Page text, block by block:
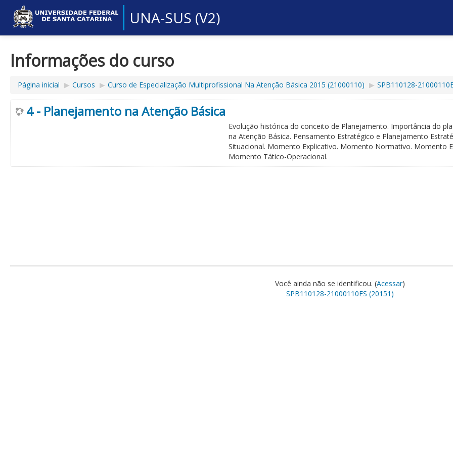
UNA-SUS (V2)
Informações do curso
Página inicial ▶︎ Cursos ▶︎ Curso de Especialização Multiprofissional Na Atenção Básica 2015 (21000110) ▶︎ SPB110128-
4 - Planejamento na Atenção Básica
Evolução histórica do conceito de Planejamento. Importância do
na Atenção Básica. Pensamento Estratégico e Planejamento
Situacional. Momento Explicativo. Momento Normativo. Momento
Momento Tático-Operacional.
Você ainda não se identificou. (Acessar)
SPB110128-21000110ES (20151)